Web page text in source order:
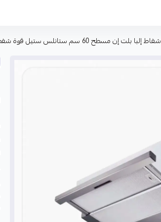
شفاط إلبا بلت إن مسطح 60 سم ستانلس ستيل قوة شفط 700 م³/ساعة 2 سرعات – AS S3PLUS60STEEL